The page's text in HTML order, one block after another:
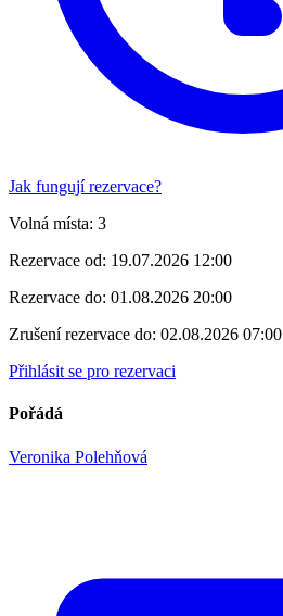
Jak fungují rezervace?
Volná místa: 3
Rezervace od: 19.07.2026 12:00
Rezervace do: 01.08.2026 20:00
Zrušení rezervace do: 02.08.2026 07:00
Přihlásit se pro rezervaci
Pořádá
Veronika Polehňová